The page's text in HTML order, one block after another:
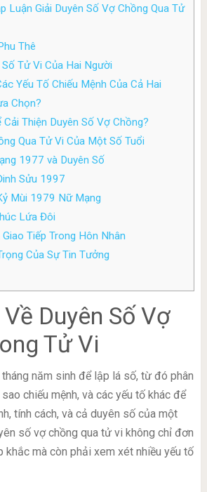
Luận Giải Duyên Số Vợ Chồng Qua Tử
Thê
Tử Vi Của Hai Người
Yếu Tố Chiếu Mệnh Của Cả Hai
Chọn?
Thiện Duyên Số Vợ Chồng?
Qua Tử Vi Của Một Số Tuổi
1977 và Duyên Số
Sửu 1997
Mùi 1979 Nữ Mạng
Lứa Đôi
Tiếp Trong Hôn Nhân
Của Sự Tin Tưởng
Duyên Số Vợ
Tử Vi
năm sinh để lập lá số, từ đó phân
chiếu mệnh, và các yếu tố khác để
tính cách, và cả duyên số của một
số vợ chồng qua tử vi không chỉ đơn
khắc mà còn phải xem xét nhiều yếu tố